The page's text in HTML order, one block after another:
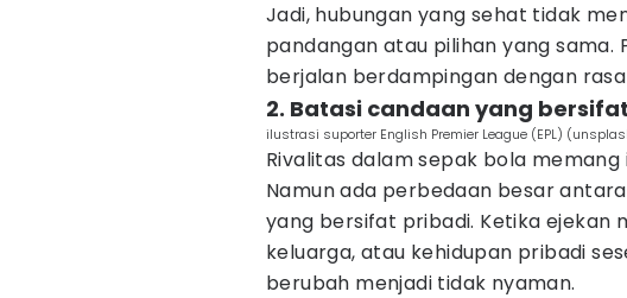
Jadi, hubungan yang sehat tidak
pandangan atau pilihan yang
berjalan berdampingan dengan
2. Batasi candaan yang
ilustrasi suporter English Premier League (EPL)
Rivalitas dalam sepak bola
Namun ada perbedaan besar
yang bersifat pribadi. Ketika ejekan
keluarga, atau kehidupan pribadi
berubah menjadi tidak nyaman.